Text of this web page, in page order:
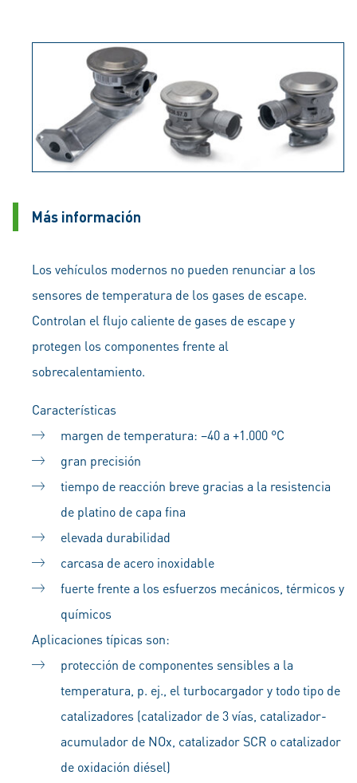
Más información
Los vehículos modernos no pueden renunciar a los
sensores de temperatura de los gases de escape.
Controlan el flujo caliente de gases de escape y
protegen los componentes frente al
sobrecalentamiento.
Características
margen de temperatura: –40 a +1.000 °C
gran precisión
tiempo de reacción breve gracias a la resistencia
de platino de capa fina
elevada durabilidad
carcasa de acero inoxidable
fuerte frente a los esfuerzos mecánicos, térmicos y
químicos
Aplicaciones típicas son:
protección de componentes sensibles a la
temperatura, p. ej., el turbocargador y todo tipo de
catalizadores (catalizador de 3 vías, catalizador-
acumulador de NOx, catalizador SCR o catalizador
de oxidación diésel)